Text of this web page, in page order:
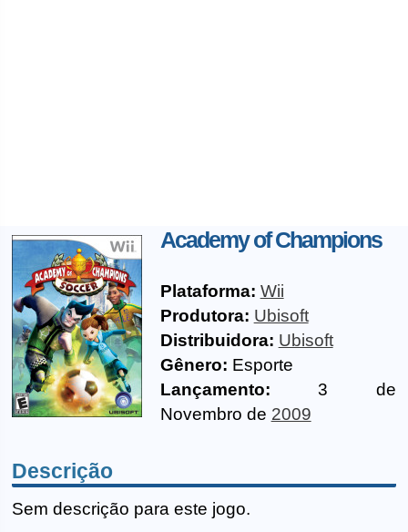
Academy of Champions
Plataforma: Wii
Produtora: Ubisoft
Distribuidora: Ubisoft
Gênero: Esporte
Lançamento: 3 de
Novembro de 2009
Descrição
Sem descrição para este jogo.